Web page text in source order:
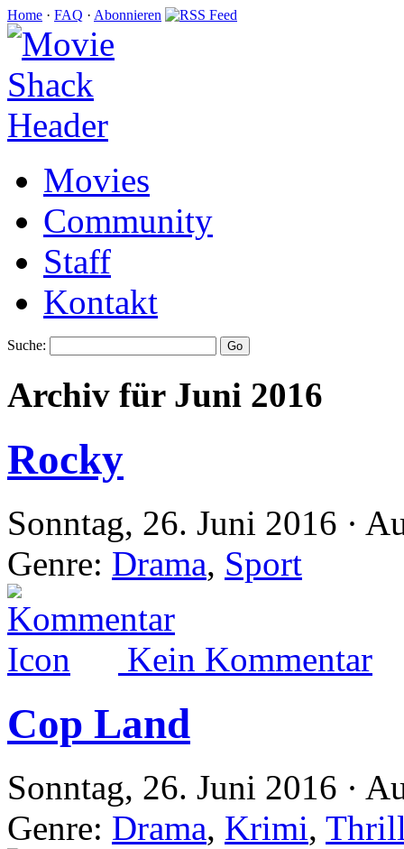
Home · FAQ · Abonnieren
Movies
Community
Staff
Kontakt
Suche:
Archiv für Juni 2016
Rocky
Sonntag, 26. Juni 2016 ·
Genre: Drama, Sport
Kein Kommentar
Cop Land
Sonntag, 26. Juni 2016 ·
Genre: Drama, Krimi,